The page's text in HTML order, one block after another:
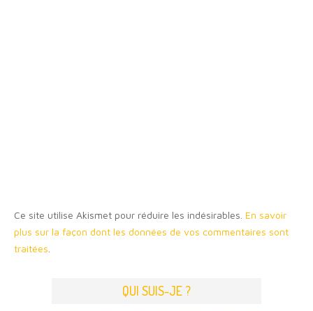
Ce site utilise Akismet pour réduire les indésirables. En savoir
plus sur la façon dont les données de vos commentaires sont
traitées
QUI SUIS-JE ?